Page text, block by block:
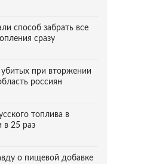
способ забрать все
сразу
убитых при вторжении
россиян
топлива в
в 25 раз
о пищевой добавке